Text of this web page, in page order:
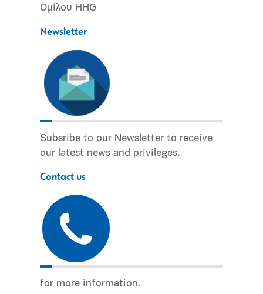
Ομίλου HHG
Newsletter
Subsribe to our Newsletter to receive
our latest news and privileges.
Contact us
for more information.